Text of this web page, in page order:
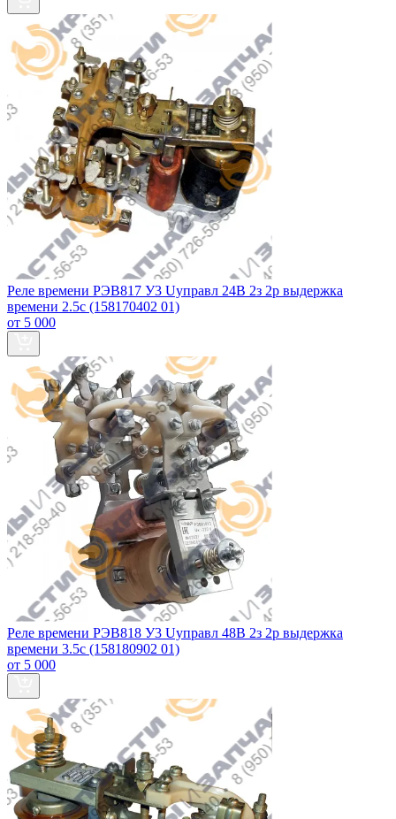
Реле времени РЭВ817 У3 Uуправл 24В 2з 2р выдержка
времени 2.5с (158170402 01)
от 5 000
Реле времени РЭВ818 У3 Uуправл 48В 2з 2р выдержка
времени 3.5с (158180902 01)
от 5 000